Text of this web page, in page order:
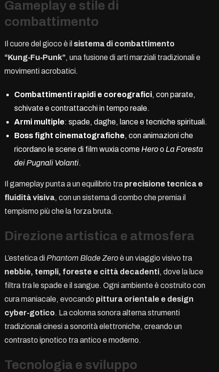
Gameplay e stile di
combattimento
Il cuore del gioco è il sistema di combattimento
“Kung‑Fu‑Punk”, una fusione di arti marziali tradizionali e
movimenti acrobatici.
Combattimenti rapidi e coreografici, con parate,
schivate e contrattacchi in tempo reale.
Armi multiple: spade, daghe, lance e tecniche spirituali.
Boss fight cinematografiche, con animazioni che
ricordano le scene di film wuxia come Heroo La Foresta
dei Pugnali Volanti.
Il gameplay punta a un equilibrio tra precisione tecnica e
fluidità visiva, con un sistema di combo che premia il
tempismo più che la forza bruta.
Direzione artistica e atmosfera
L’estetica di Phantom Blade Zeroè un viaggio visivo tra
nebbie, templi, foreste e città decadenti, dove la luce
filtra tra le spade e il sangue. Ogni ambiente è costruito con
cura maniacale, evocando pittura orientale e design
cyber‑gotico. La colonna sonora alterna strumenti
tradizionali cinesi a sonorità elettroniche, creando un
contrasto ipnotico tra antico e moderno.
Tecnologia e sviluppo